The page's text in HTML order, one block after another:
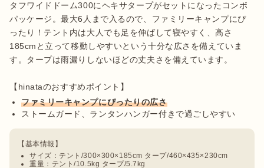
タフワイドドーム300にヘキサタープがセットになったコンボ
パッケージ。最大6人まで入るので、ファミリーキャンプにぴ
ったり！テント内は大人でも足を伸ばして寝やすく、高さ
185cmと立って移動しやすいという十分な広さを備えていま
す。タープは雨漏りしないほどの丈夫さを備えています。
ファミリーキャンプにぴったりの広さ
ストームガード、ランタンハンガー付きで過ごしやすい
サイズ：テント/300×300×185cm タープ/460×435×230cm
重量：テント/10.5kg タープ/5.7kg